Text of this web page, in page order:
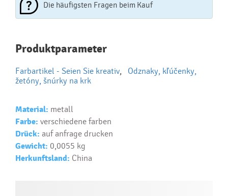
Die häufigsten Fragen beim Kauf
Najčastejšie otázky pri nákupe
reklamných predmetov
Ako realizujete potlač na reklamné premedy?
Text...
Produktparameter
Farbartikel - Seien Sie kreativ, Odznaky, kľúčenky,
žetóny, šnúrky na krk
Material: metall
Farbe: verschiedene farben
Drück: auf anfrage drucken
Gewicht: 0,0055 kg
Herkunftsland: China